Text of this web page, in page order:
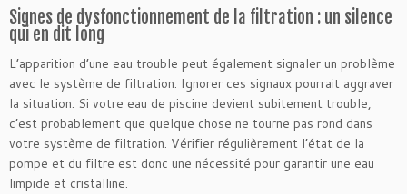
Signes de dysfonctionnement de la filtration : un silence
qui en dit long
L’apparition d’une eau trouble peut également signaler un problème
avec le système de filtration. Ignorer ces signaux pourrait aggraver
la situation. Si votre eau de piscine devient subitement trouble,
c’est probablement que quelque chose ne tourne pas rond dans
votre système de filtration. Vérifier régulièrement l’état de la
pompe et du filtre est donc une nécessité pour garantir une eau
limpide et cristalline.